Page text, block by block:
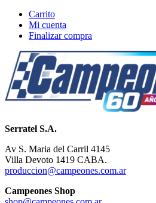
Carrito
Mi cuenta
Finalizar compra
Serratel S.A.
Av S. Maria del Carril 4145
Villa Devoto 1419 CABA.
produccion@campeones.com.ar
Campeones Shop